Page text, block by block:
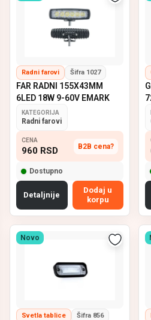
Radni farovi Šifra 1027
FAR RADNI 155X43MM
6LED 18W 9-60V EMARK
KATEGORIJA
Radni farovi
CENA
960 RSD B2B cena?
Dostupno
Detaljnije
Dodaj u
korpu
Novo
Svetla tablice Šifra 856